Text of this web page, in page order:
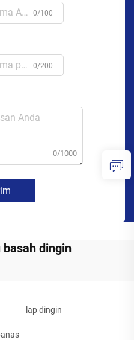
0/100
0/200
0/1000
dingin
lap dingin